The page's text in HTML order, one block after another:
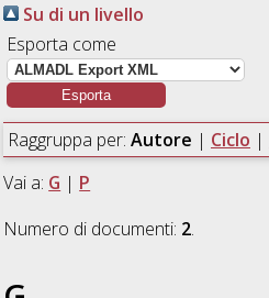
Su di un livello
Esporta come
Raggruppa per: Autore | Ciclo |
Vai a: G | P
Numero di documenti: 2.